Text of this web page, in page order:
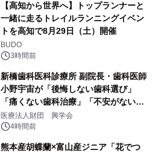
【高知から世界へ】トップランナーと
一緒に走るトレイルランニングイベン
トを高知で8月29日（土）開催
BUDO
3時間前
新橋歯科医科診療所 副院長・歯科医師
小野宇宙が「後悔しない歯科選び」
「痛くない歯科治療」「不安がない治
療計画」をテーマに専門監修
医療法人財団 興学会
4時間前
熊本産胡蝶蘭×富山産ジニア「花でつ